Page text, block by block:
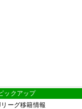
ックアップ
ーグ移籍情報